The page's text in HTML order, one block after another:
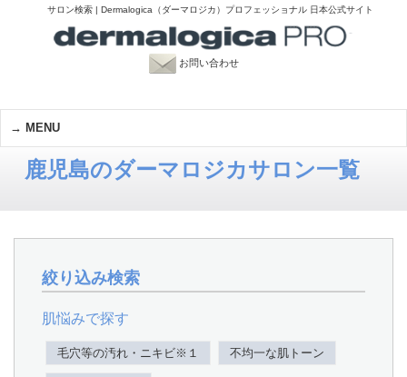
サロン検索 | Dermalogica（ダーマロジカ）プロフェッショナル 日本公式サイト
お問い合わせ
MENU
鹿児島のダーマロジカサロン一覧
絞り込み検索
肌悩みで探す
毛穴等の汚れ・ニキビ※１ 不均一な肌トーン